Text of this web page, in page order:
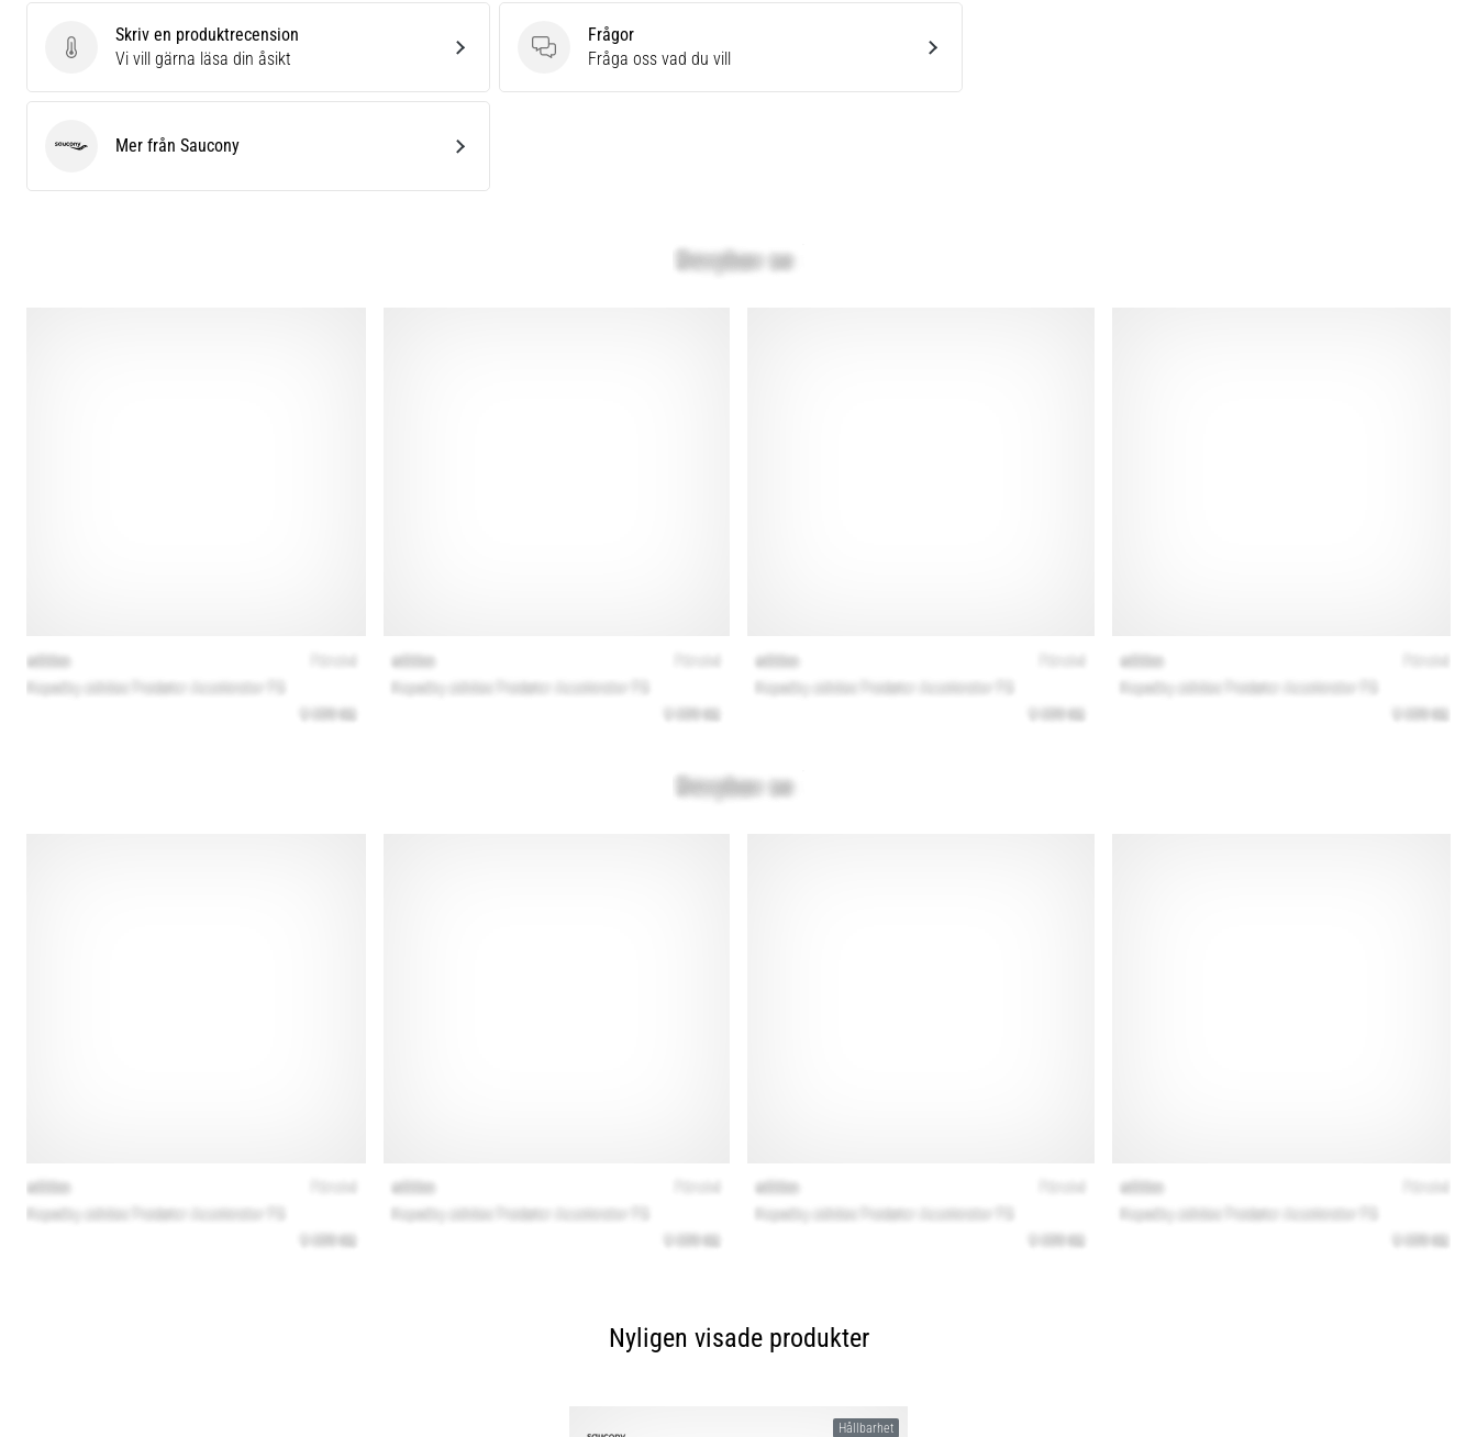
Skriv en produktrecension
Skriv en produktrecension
Vi vill gärna läsa din åsikt
Frågor
Frågor
Fråga oss vad du vill
SauconyMer från Saucony
Nyligen visade produkter
Hållbarhet